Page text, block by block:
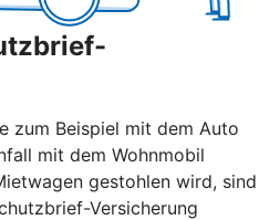
zum Beispiel mit dem Auto
mit dem Wohnmobil
gestohlen wird, sind
Versicherung